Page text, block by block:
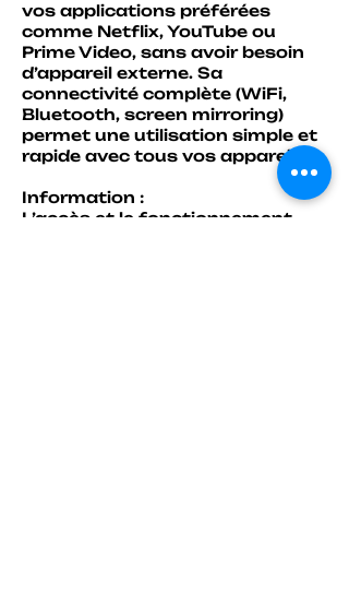
vos applications préférées
comme Netflix, YouTube ou
Prime Video, sans avoir besoin
d’appareil externe. Sa
connectivité complète (WiFi,
Bluetooth, screen mirroring)
permet une utilisation simple et
rapide avec tous vos appareils.
Information :
L’accès et le fonctionnement